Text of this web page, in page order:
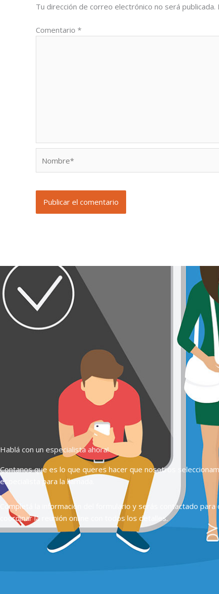
Tu dirección de correo electrónico no será publicada.
Comentario *
Hablá con un especialista ahora!
Contanos que es lo que queres hacer que nosotros
especialista para la llamada.
Completá la información del formulario y serás contactado
coordinar la reunión online con todos los detalles.